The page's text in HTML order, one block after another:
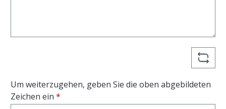
Um weiterzugehen, geben Sie die oben abgebildeten
Zeichen ein *